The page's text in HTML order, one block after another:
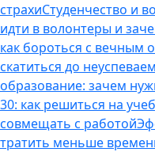
страхиСтуденчество и
идти в волонтеры и
как бороться с вечным
скатиться до
образование: зачем
30: как решиться на
совмещать с работой
тратить меньше